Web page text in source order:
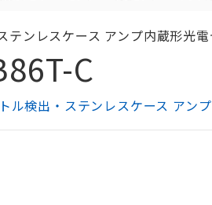
テンレスケース アンプ内蔵形光
C
ル検出・ステンレスケース アン